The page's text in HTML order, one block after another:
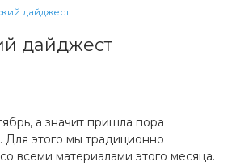
дайджест
дайджест
а значит пришла пора
Для этого мы традиционно
всеми материалами этого месяца.